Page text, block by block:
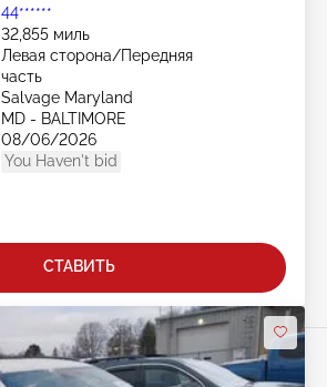
44******
32,855 миль
Левая сторона/Передняя
часть
Salvage Maryland
MD - BALTIMORE
08/06/2026
You Haven't bid
СТАВИТЬ